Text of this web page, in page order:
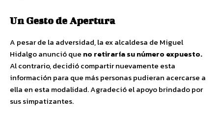
Un Gesto de Apertura
A pesar de la adversidad, la ex alcaldesa de Miguel
Hidalgo anunció que no retiraría su número expuesto.
Al contrario, decidió compartir nuevamente esta
información para que más personas pudieran acercarse a
ella en esta modalidad. Agradeció el apoyo brindado por
sus simpatizantes.